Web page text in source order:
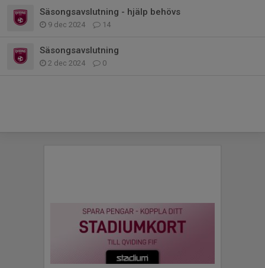
Säsongsavslutning - hjälp behövs
9 dec 2024 14
Säsongsavslutning
2 dec 2024 0